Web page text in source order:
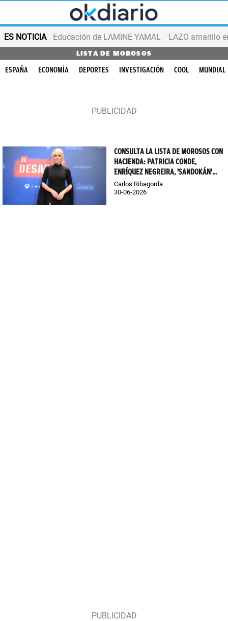
ES NOTICIA Educación de LAMINE YAMAL LAZO amarillo
LISTA DE MOROSOS
ESPAÑA ECONOMÍA DEPORTES INVESTIGACIÓN COOL MUNDIAL
CONSULTA LA LISTA DE MOROSOS CON
HACIENDA: PATRICIA CONDE,
ENRÍQUEZ NEGREIRA, 'SANDOKÁN'...
Carlos Ribagorda
30-06-2026